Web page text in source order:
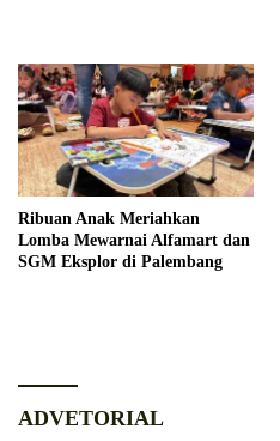
Ribuan Anak Meriahkan
Lomba Mewarnai Alfamart dan
SGM Eksplor di Palembang
ADVETORIAL